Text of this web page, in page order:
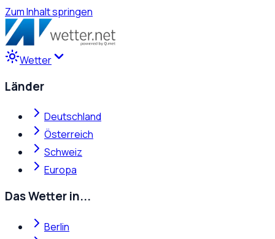
Zum Inhalt springen
Wetter
Länder
Deutschland
Österreich
Schweiz
Europa
Das Wetter in...
Berlin